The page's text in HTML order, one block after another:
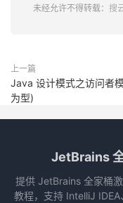
未经允许不得转载： 搜
上一篇
Java 设计模式之访问者
为型)
JetBrains
提供 JetBrains 全家桶
教程，支持 IntelliJ